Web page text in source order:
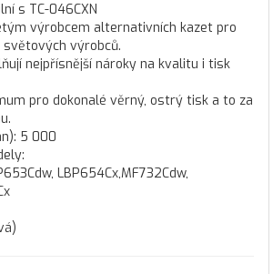
s TC-046CXN
výrobcem alternativních kazet pro
výrobců.
nejpřísnější nároky na kvalitu i tisk
pro dokonalé věrný, ostrý tisk a to za
5 000
LBP654Cx,MF732Cdw,